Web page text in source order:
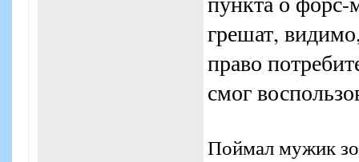
грешат,
право
смог
Поймал мужик